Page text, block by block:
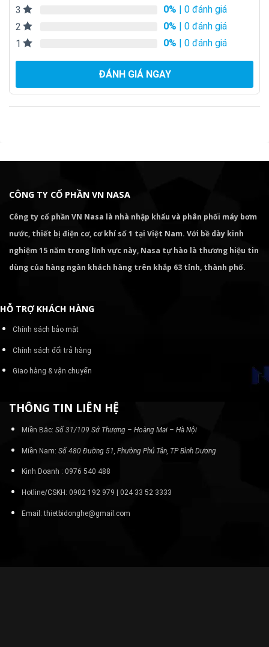
3
0% | 0 đánh giá
2
0% | 0 đánh giá
1
0% | 0 đánh giá
ĐÁNH GIÁ NGAY
CÔNG TY CỔ PHẦN VN NASA
Công ty cổ phần VN Nasa là nhà nhập khẩu và phân phối máy bơm
nước, thiết bị điện cơ, cơ khí số 1 tại Việt Nam. Với bề dày kinh
nghiệm 15 năm trong lĩnh vực này, Nasa tự hào là thương hiệu tin
dùng của hàng ngàn khách hàng trên khắp 63 tỉnh, thành phố.
HỖ TRỢ KHÁCH HÀNG
Chính sách bảo mật
Chính sách đổi trả hàng
Giao hàng & vận chuyển
THÔNG TIN LIÊN HỆ
Miền Bắc: Số 31/109 Sở Thượng – Hoàng Mai – Hà Nội
Miền Nam: Số 480 Đường 51, Phường Phú Tân, TP Bình Dương
Kinh Doanh : 0976 540 488
Hotline/CSKH: 0902 192 979 | 024 33 52 3333
Email: thietbidonghe@gmail.com